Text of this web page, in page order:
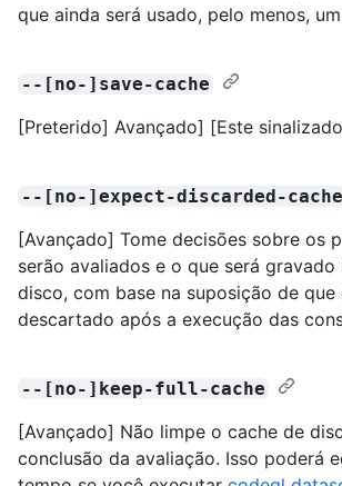
que ainda será usado, pelo menos,
--[no-]save-cache
[Preterido] Avançado] [Este
--[no-]expect-discarded-cache
[Avançado] Tome decisões sobre os
serão avaliados e o que será gravado
disco, com base na suposição de que
descartado após a execução das
--[no-]keep-full-cache
[Avançado] Não limpe o cache de
conclusão da avaliação. Isso poderá